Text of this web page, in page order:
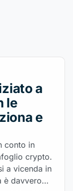
a
le
e
conto in
crypto.
a vicenda in
è davvero